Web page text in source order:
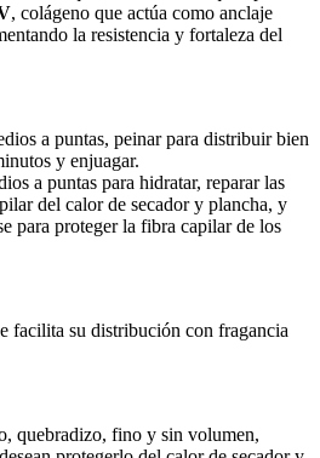
, colágeno que actúa como anclaje
la resistencia y fortaleza del
a puntas, peinar para distribuir bien
y enjuagar.
a puntas para hidratar, reparar las
del calor de secador y plancha, y
para proteger la fibra capilar de los
facilita su distribución con fragancia
quebradizo, fino y sin volumen,